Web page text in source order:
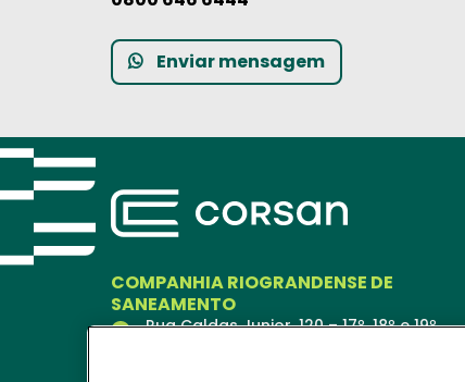
Enviar mensagem
COMPANHIA RIOGRANDENSE DE
SANEAMENTO
Rua Caldas Junior, 120 – 17º, 18º e 19º